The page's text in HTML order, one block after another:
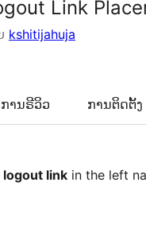
Link
kshitijahuja
ການຣີວິວ ການຕິດຕັ້ງ
logout link in the left